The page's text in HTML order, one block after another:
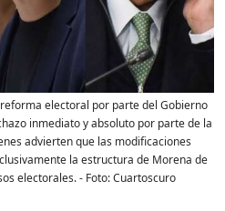
electoral por parte del Gobierno
inmediato y absoluto por parte de la
advierten que las modificaciones
la estructura de Morena de
electorales.- Foto:Cuartoscuro